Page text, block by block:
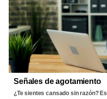
Señales de agotamiento
¿Te sientes cansado sin razón?